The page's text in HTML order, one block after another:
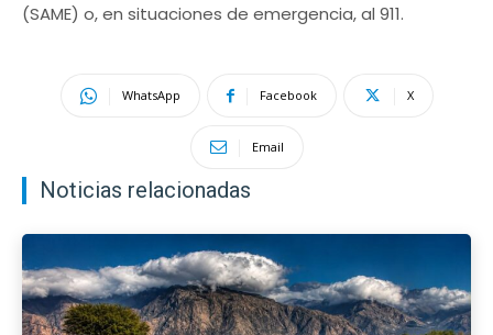
(SAME) o, en situaciones de emergencia, al 911.
WhatsApp Facebook X
Email
Noticias relacionadas